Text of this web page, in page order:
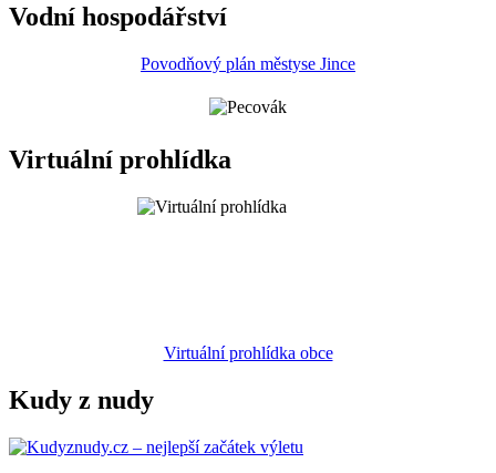
Vodní hospodářství
Povodňový plán městyse Jince
Virtuální prohlídka
Virtuální prohlídka obce
Kudy z nudy